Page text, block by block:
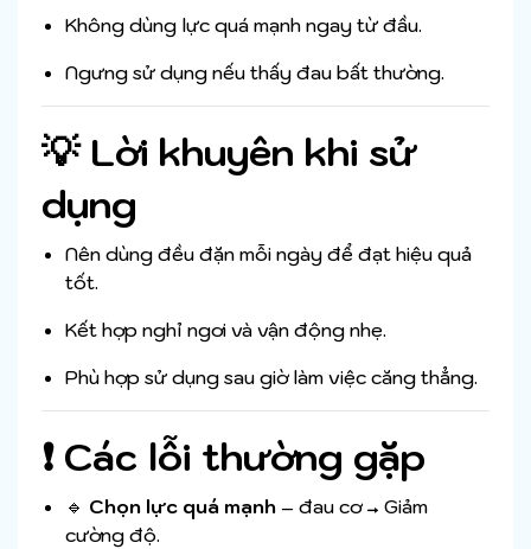
Không dùng lực quá mạnh ngay từ đầu.
Ngưng sử dụng nếu thấy đau bất thường.
💡 Lời khuyên khi sử
dụng
Nên dùng đều đặn mỗi ngày để đạt hiệu quả
tốt.
Kết hợp nghỉ ngơi và vận động nhẹ.
Phù hợp sử dụng sau giờ làm việc căng thẳng.
❗ Các lỗi thường gặp
🔹 Chọn lực quá mạnh – đau cơ → Giảm
cường độ.